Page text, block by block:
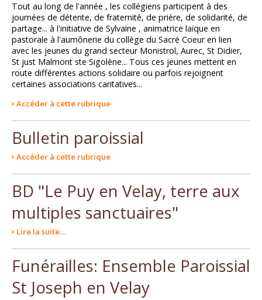
Tout au long de l'année , les collégiens participent à des
journées de détente, de fraternité, de prière, de solidarité, de
partage... à l'initiative de Sylvaine , animatrice laïque en
pastorale à l'aumônerie du collège du Sacré Coeur en lien
avec les jeunes du grand secteur Monistrol, Aurec, St Didier,
St just Malmont ste Sigolène... Tous ces jeunes mettent en
route différentes actions solidaire ou parfois rejoignent
certaines associations caritatives...
Accéder à cette rubrique
Bulletin paroissial
Accéder à cette rubrique
BD "Le Puy en Velay, terre aux
multiples sanctuaires"
Lire la suite…
Funérailles: Ensemble Paroissial
St Joseph en Velay